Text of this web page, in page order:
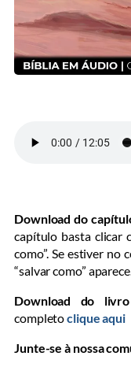
Download do
capítulo basta clicar
como”. Se estiver no
“salvar como”
Download do
completoclique aqui
Junte-se à nossa